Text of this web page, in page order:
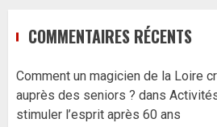
COMMENTAIRES RÉCENTS
Comment un magicien de la Loire
auprès des seniors ? dans
stimuler l’esprit après 60 ans